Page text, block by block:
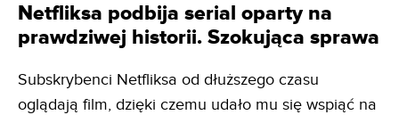
Netfliksa podbija serial oparty na
prawdziwej historii. Szokująca sprawa
Subskrybenci Netfliksa od dłuższego czasu
oglądają film, dzięki czemu udało mu się wspiąć na